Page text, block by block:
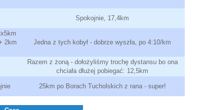
Spokojnie, 17,4km
2km
Jedna z tych kobył - dobrze wyszła, po 4:10/km
Razem z żoną - dołożyliśmy trochę dystansu bo ona
chciała dłużej pobiegać: 12,5km
25km po Borach Tucholskich z rana - super!